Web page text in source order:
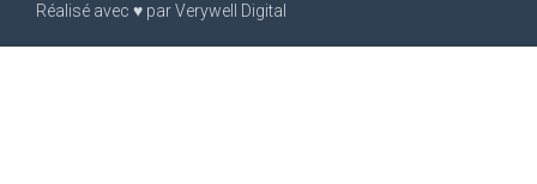
Réalisé avec ♥ parVerywell Digital